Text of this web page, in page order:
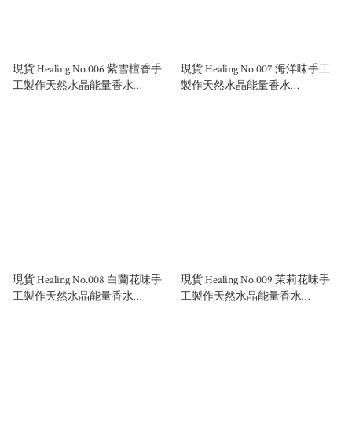
現貨 Healing No.006 紫雪檀香手
工製作天然水晶能量香水
現貨 Healing No.007 海洋味手工
製作天然水晶能量香水
現貨 Healing No.008 白蘭花味手
工製作天然水晶能量香水
現貨 Healing No.009 茉莉花味手
工製作天然水晶能量香水